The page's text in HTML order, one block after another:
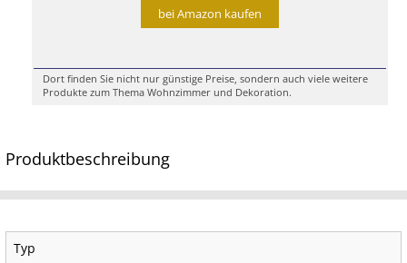
bei Amazon kaufen
Dort finden Sie nicht nur günstige Preise, sondern auch viele weitere
Produkte zum Thema Wohnzimmer und Dekoration.
Produktbeschreibung
Typ